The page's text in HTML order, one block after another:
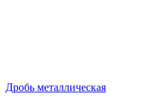
Дробь металлическая